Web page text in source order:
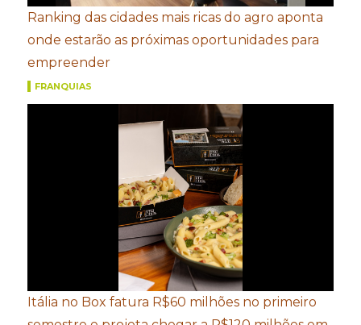
Ranking das cidades mais ricas do agro aponta
onde estarão as próximas oportunidades para
empreender
FRANQUIAS
Itália no Box fatura R$60 milhões no primeiro